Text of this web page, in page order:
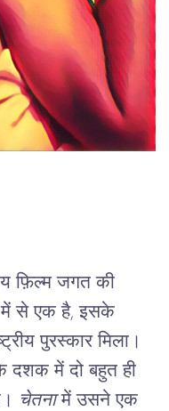
फ़िल्म जगत की
से एक है, इसके
पुरस्कार मिला।
दशक में दो बहुत ही
चेतना में उसने एक